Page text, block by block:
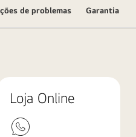
de problemas Garantia
Loja Online